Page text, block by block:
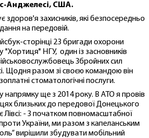
Анджелесі, США.
здоров'я захисників, які безпосередньо
на передовій.
сторінці 23 бригади охорони
НГУ, один із засновників
Збройних сил
Щодня разом зі своєю командою він
стоматологічні послуги.
ще з 2014 року. В АТО я провів
близьких до передової Донецького
Лівсі: - З початком повномасштабної
проти України, ми разом з капеланським
вирішили збудувати мобільний